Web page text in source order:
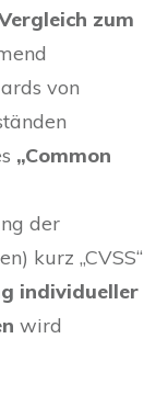
zum
von
„Common
der
kurz „CVSS“
individueller
wird